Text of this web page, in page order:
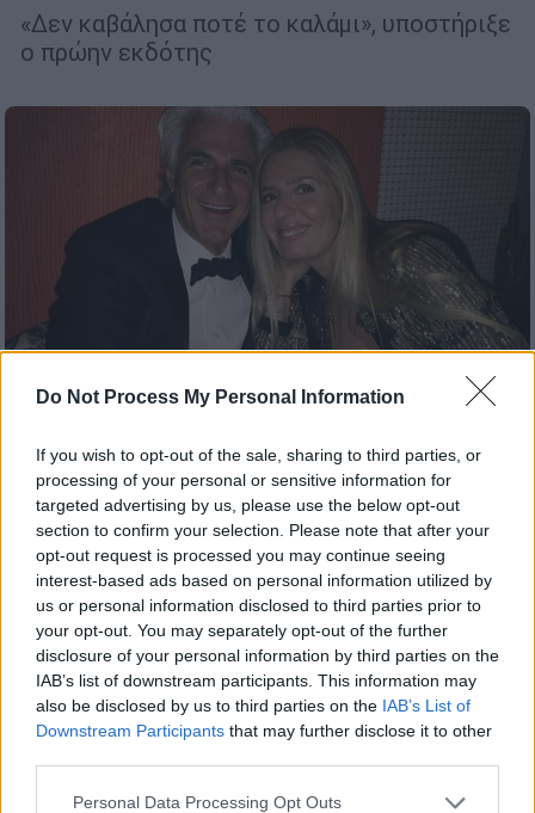
Do Not Process My Personal Information
If you wish to opt-out of the sale, sharing to third parties, or
processing of your personal or sensitive information for
targeted advertising by us, please use the below opt-out
section to confirm your selection. Please note that after your
opt-out request is processed you may continue seeing
interest-based ads based on personal information utilized by
us or personal information disclosed to third parties prior to
your opt-out. You may separately opt-out of the further
disclosure of your personal information by third parties on the
IAB’s list of downstream participants. This information may
also be disclosed by us to third parties on the IAB’s List of
Downstream Participants that may further disclose it to other
Please note that this website/app uses one or more Google
Personal Data Processing Opt Outs
«Δεν καβάλησα ποτέ το καλάμι», υποστήριξε
ο πρώην εκδότης
Lifestyle|20.12.2024 13:26
Η συγκινητική ανάρτηση της Έλενας
Μακρή για τα γενέθλια του Αντώνη
Λυμπέρη
«Για όλους εμάς που άφησες αυτή η μέρα θα
είναι πάντα αφιερωμένη σε εσένα στην
μνήμη σου», έγραψε η Έλενα Μακρή